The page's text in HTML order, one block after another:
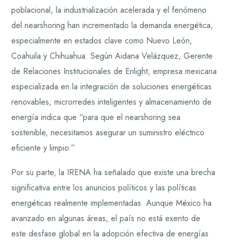
poblacional, la industrialización acelerada y el fenómeno
del nearshoring han incrementado la demanda energética,
especialmente en estados clave como Nuevo León,
Coahuila y Chihuahua. Según Aidana Velázquez, Gerente
de Relaciones Institucionales de Enlight, empresa mexicana
especializada en la integración de soluciones energéticas
renovables, microrredes inteligentes y almacenamiento de
energía indica que “para que el nearshoring sea
sostenible, necesitamos asegurar un suministro eléctrico
eficiente y limpio.”
Por su parte, la IRENA ha señalado que existe una brecha
significativa entre los anuncios políticos y las políticas
energéticas realmente implementadas. Aunque México ha
avanzado en algunas áreas, el país no está exento de
este desfase global en la adopción efectiva de energías